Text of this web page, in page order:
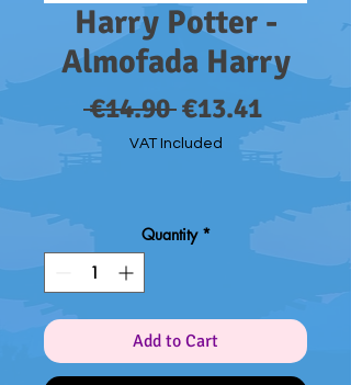
Harry Potter -
Almofada Harry
€14.90 Regular
Price
€13.41Sale
Price
VAT Included
Quantity *
Add to Cart